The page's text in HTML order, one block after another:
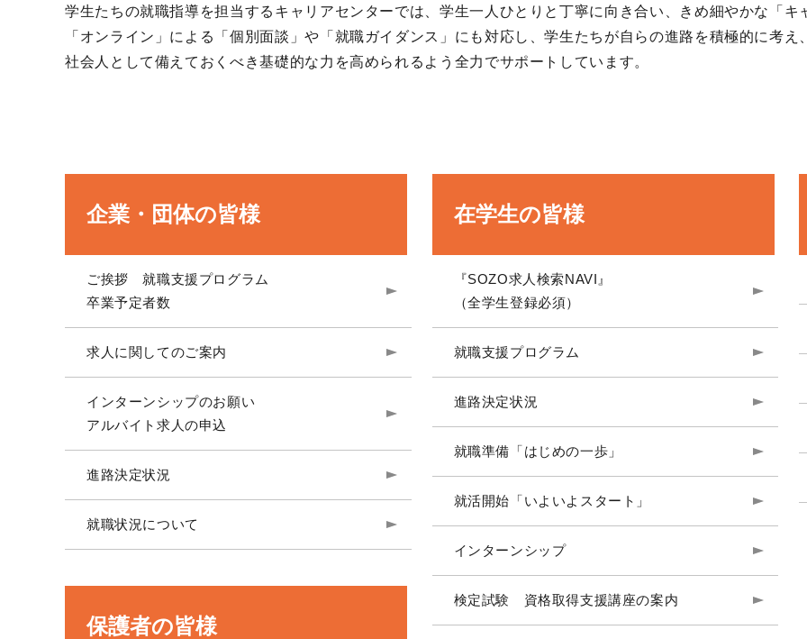
学生たちの就職指導を担当するキャリアセンターでは、学生一人ひとりと丁寧に向き合い、きめ細やかな「
「オンライン」による「個別面談」や「就職ガイダンス」にも対応し、学生たちが自らの進路を積極的に考え
社会人として備えておくべき基礎的な力を高められるよう全力でサポートしています。
企業・団体の皆様
ご挨拶 就職支援プログラム
卒業予定者数
求人に関してのご案内
インターンシップのお願い
アルバイト求人の申込
進路決定状況
就職状況について
保護者の皆様
在学生の皆様
『SOZO求人検索NAVI』
（全学生登録必須）
就職支援プログラム
進路決定状況
就職準備「はじめの一歩」
就活開始「いよいよスタート」
インターンシップ
検定試験 資格取得支援講座の案内